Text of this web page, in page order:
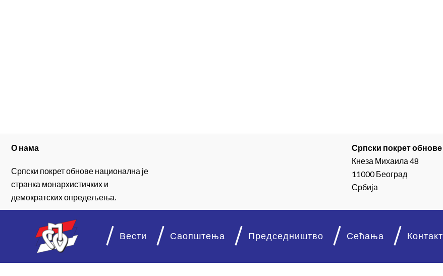
Вести Саопштења Председништво Сећања Контакт
О нама
Српски покрет обнове национална је
странка монархистичких и
демократских опредељења.
Српски покрет обнове
Кнеза Михаила 48
11000 Београд
Србија
© 2026. Српски покрет обнове